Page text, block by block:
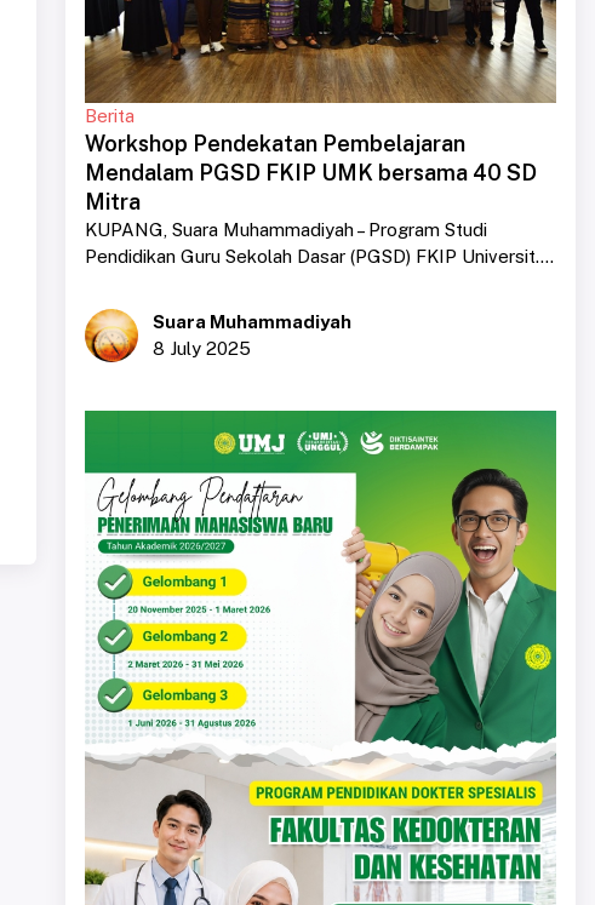
Berita
Workshop Pendekatan Pembelajaran
Mendalam PGSD FKIP UMK bersama 40 SD
Mitra
KUPANG, Suara Muhammadiyah – Program Studi
Pendidikan Guru Sekolah Dasar (PGSD) FKIP Universit....
Suara Muhammadiyah
8 July 2025